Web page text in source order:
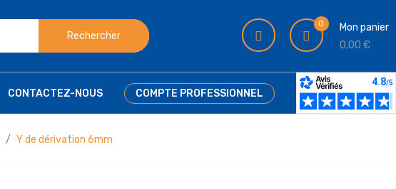
Rechercher
0
Mon panier
0,00 €
CONTACTEZ-NOUS COMPTE PROFESSIONNEL
Y de dérivation 6mm